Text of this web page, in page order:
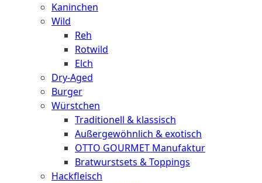
Kaninchen
Wild
Reh
Rotwild
Elch
Dry-Aged
Burger
Würstchen
Traditionell & klassisch
Außergewöhnlich & exotisch
OTTO GOURMET Manufaktur
Bratwurstsets & Toppings
Hackfleisch